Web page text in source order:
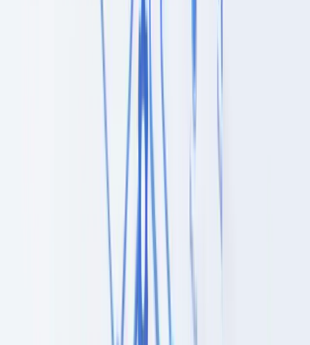
Pessoas Politicamente Expostas (PEP)
desempenham ou desempenharam funções públicas proeminentes:
chefes de Estado, ministros, deputados, magistrados de tribunais
O início de uma relação de negócios com um PEP ativa
automaticamente a diligência reforçada: aprovação pela